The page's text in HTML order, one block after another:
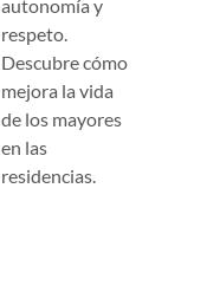
autonomía y
respeto.
Descubre cómo
mejora la vida
de los mayores
en las
residencias.